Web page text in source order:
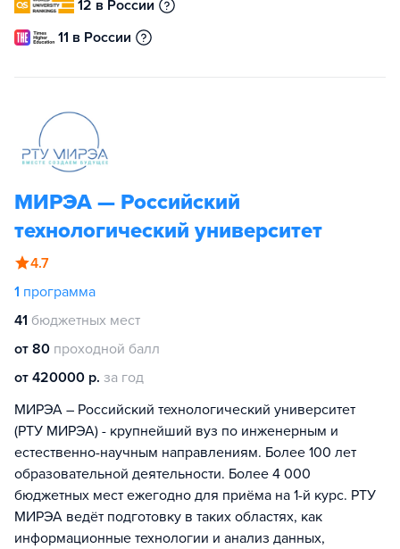
12 в России
11 в России
МИРЭА — Российский
технологический университет
4.7
1 программа
41 бюджетных мест
от 80 проходной балл
от 420000 р. за год
МИРЭА – Российский технологический университет
(РТУ МИРЭА) - крупнейший вуз по инженерным и
естественно-научным направлениям. Более 100 лет
образовательной деятельности. Более 4 000
бюджетных мест ежегодно для приёма на 1-й курс. РТУ
МИРЭА ведёт подготовку в таких областях, как
информационные технологии и анализ данных,